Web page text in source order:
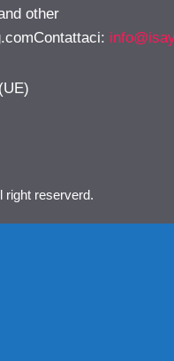
other
:
right reserverd.